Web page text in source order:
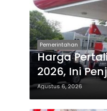
Pemerintahan
Harga
2026, Ini
Agustus 6, 2026